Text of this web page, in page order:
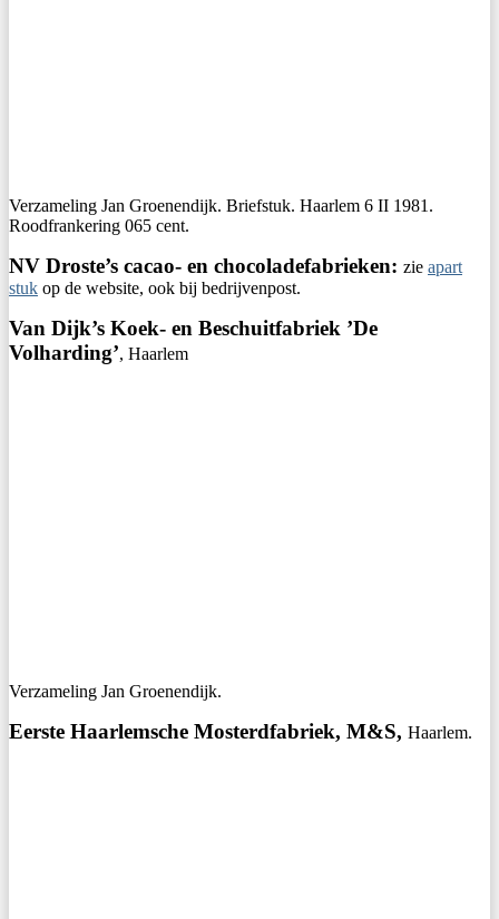
Verzameling Jan Groenendijk. Briefstuk. Haarlem 6 II 1981.
Roodfrankering 065 cent.
NV Droste’s cacao- en chocoladefabrieken: zie apart
stuk op de website, ook bij bedrijvenpost.
Van Dijk’s Koek- en Beschuitfabriek ’De
Volharding’, Haarlem
Verzameling Jan Groenendijk.
Eerste Haarlemsche Mosterdfabriek, M&S, Haarlem.